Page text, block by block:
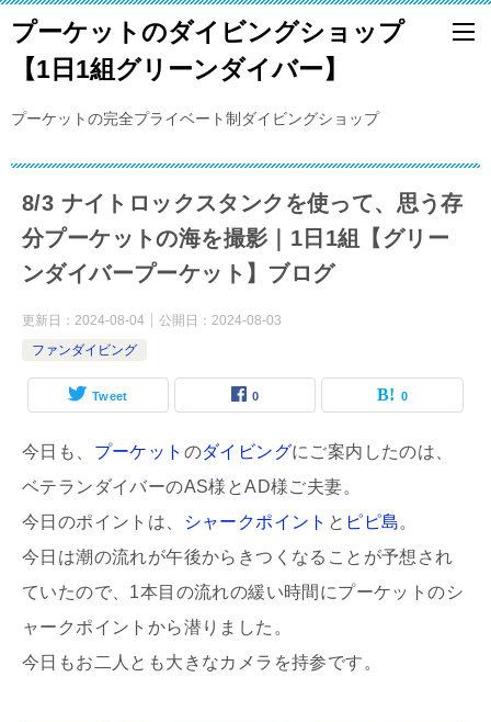
プーケットのダイビングショップ
【1日1組グリーンダイバー】
プーケットの完全プライベート制ダイビングショップ
8/3 ナイトロックスタンクを使って、思う存
分プーケットの海を撮影｜1日1組【グリー
ンダイバープーケット】ブログ
更新日： 2024-08-04 公開日： 2024-08-03
ファンダイビング
Tweet 0 0
今日も、 プーケット のダイビングにご案内したのは、
ベテランダイバーのAS様とAD様ご夫妻。
今日のポイントは、
シャークポイント と ピピ島。
今日は潮の流れが午後からきつくなることが予想され
ていたので、1本目の流れの緩い時間にプーケットのシ
ャークポイントから潜りました。
今日もお二人とも大きなカメラを持参です。